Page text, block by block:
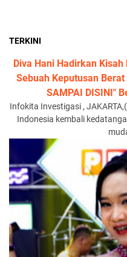
TERKINI
Diva Hani Hadirkan
Sebuah Keputusan
SAMPAI DISINI"
Infokita Investigasi ,
Indonesia kembali